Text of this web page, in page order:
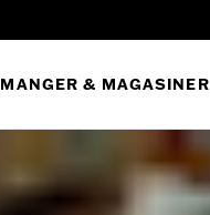
MANGER & MAGASINER